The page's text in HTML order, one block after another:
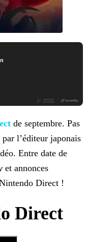
de septembre. Pas
par l’éditeur japonais
Entre date de
et annonces
Direct !
Direct